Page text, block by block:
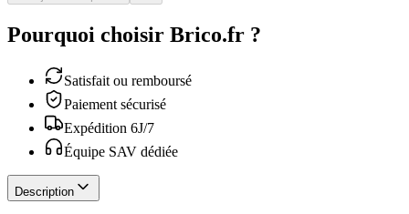
Pourquoi choisir Brico.fr ?
Satisfait ou remboursé
Paiement sécurisé
Expédition 6J/7
Équipe SAV dédiée
Description